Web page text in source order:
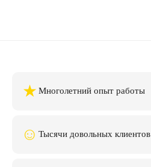
★ Многолетний опыт работы
☺ Тысячи довольных клиентов